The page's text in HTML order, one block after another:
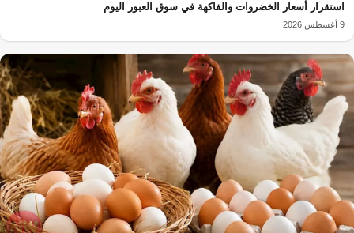
استقرار أسعار الخضروات والفاكهة في سوق العبور اليوم
9 أغسطس 2026